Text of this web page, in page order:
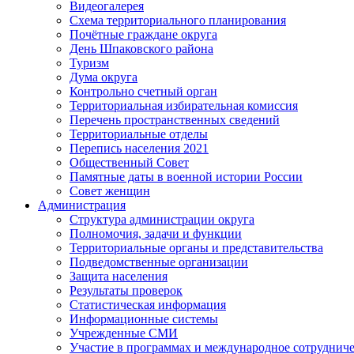
Видеогалерея
Схема территориального планирования
Почётные граждане округа
День Шпаковского района
Туризм
Дума округа
Контрольно счетный орган
Территориальная избирательная комиссия
Перечень пространственных сведений
Территориальные отделы
Перепись населения 2021
Общественный Совет
Памятные даты в военной истории России
Совет женщин
Администрация
Структура администрации округа
Полномочия, задачи и функции
Территориальные органы и представительства
Подведомственные организации
Защита населения
Результаты проверок
Статистическая информация
Информационные системы
Учрежденные СМИ
Участие в программах и международное